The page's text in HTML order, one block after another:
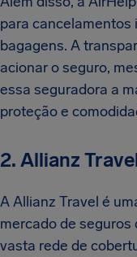
para cancelamentos
bagagens. A
acionar o seguro,
essa seguradora a
proteção e
2. Allianz
A Allianz Travel é
mercado de seguros
vasta rede de